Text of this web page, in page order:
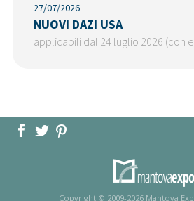
27/07/2026
NUOVI DAZI USA
applicabili dal 24 luglio 2026 (con
Copyright © 2009-2026 Mantova